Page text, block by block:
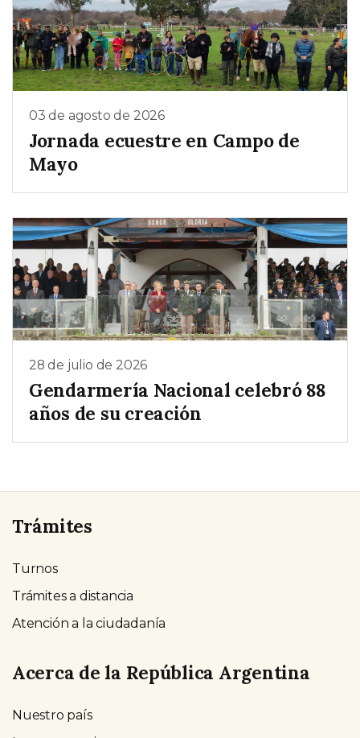
03 de agosto de 2026
Jornada ecuestre en Campo de
Mayo
28 de julio de 2026
Gendarmería Nacional celebró 88
años de su creación
Trámites
Turnos
Trámites a distancia
Atención a la ciudadanía
Acerca de la República Argentina
Nuestro país